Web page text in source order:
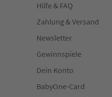
Hilfe & FAQ
Zahlung & Versand
Newsletter
Gewinnspiele
Dein Konto
BabyOne-Card